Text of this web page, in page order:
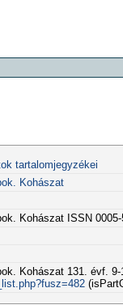
tartalomjegyzékei
Kohászat
Kohászat ISSN 0005-
Kohászat 131. évf.